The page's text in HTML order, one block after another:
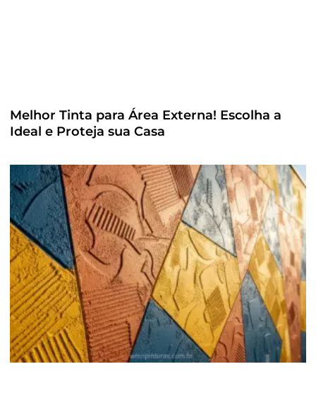
Melhor Tinta para Área Externa! Escolha a
Ideal e Proteja sua Casa